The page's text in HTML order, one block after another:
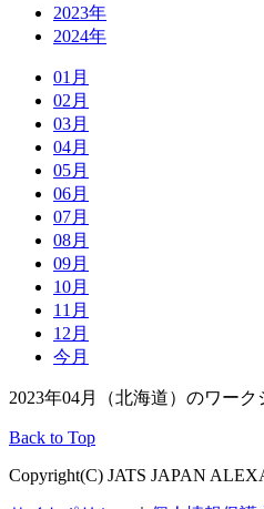
2023年
2024年
01月
02月
03月
04月
05月
06月
07月
08月
09月
10月
11月
12月
今月
2023年04月（北海道）のワー
Back to Top
Copyright(C) JATS JAPAN